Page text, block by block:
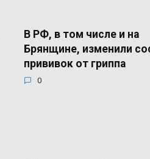
В РФ, в том числе и на
Брянщине, изменили
прививок от гриппа
0